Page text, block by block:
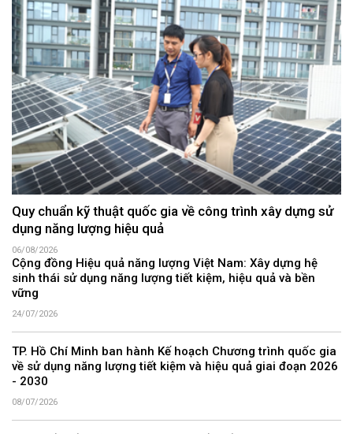
Quy chuẩn kỹ thuật quốc gia về công trình xây dựng sử
dụng năng lượng hiệu quả
06/08/2026
Cộng đồng Hiệu quả năng lượng Việt Nam: Xây dựng hệ
sinh thái sử dụng năng lượng tiết kiệm, hiệu quả và bền
vững
24/07/2026
TP. Hồ Chí Minh ban hành Kế hoạch Chương trình quốc gia
về sử dụng năng lượng tiết kiệm và hiệu quả giai đoạn 2026
- 2030
08/07/2026